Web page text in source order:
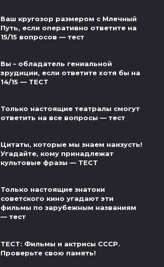
Ваш кругозор размером с Млечный
Путь, если оперативно ответите на
15/15 вопросов — тест
Вы – обладатель гениальной
эрудиции, если ответите хотя бы на
14/15 — ТЕСТ
Только настоящие театралы смогут
ответить на все вопросы — тест
Цитаты, которые мы знаем наизусть!
Угадайте, кому принадлежат
культовые фразы — ТЕСТ
Только настоящие знатоки
советского кино угадают эти
фильмы по зарубежным названиям
— тест
ТЕСТ: Фильмы и актрисы СССР.
Проверьте свою память!